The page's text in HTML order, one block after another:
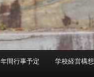
年間行事予定 学校経営構想